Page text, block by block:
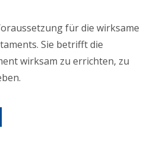
für die wirksame
Sie betrifft die
wirksam zu errichten, zu